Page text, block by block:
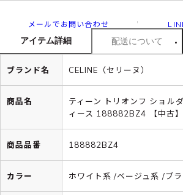
メールでお問い合わせ
アイテム詳細 配送について
ブランド名 CELINE（セリーヌ）
商品名
ティーン トリオンフ ショル
ィース 188882BZ4 【中古】
商品品番 188882BZ4
カラー ホワイト系 /ベージュ系 /ブ